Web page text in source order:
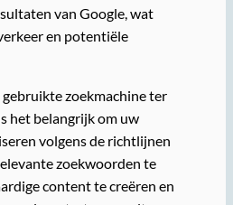
van Google, wat
en potentiële
gebruikte zoekmachine ter
het belangrijk om uw
volgens de richtlijnen
zoekwoorden te
content te creëren en